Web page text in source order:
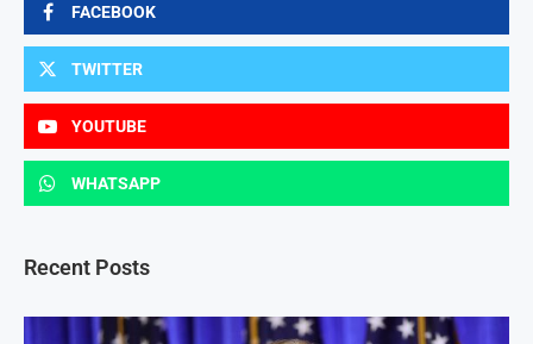
FACEBOOK
TWITTER
YOUTUBE
WHATSAPP
Recent Posts